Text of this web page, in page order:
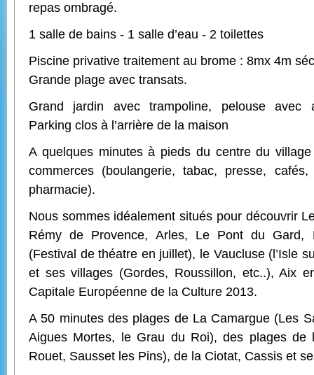
repas ombragé.
1 salle de bains - 1 salle d’eau - 2 toilettes
Piscine privative traitement au brome : 8mx 4m
Grande plage avec transats.
Grand jardin avec trampoline, pelouse avec
Parking clos à l’arrière de la maison
A quelques minutes à pieds du centre du
commerces (boulangerie, tabac, presse, cafés,
pharmacie).
Nous sommes idéalement situés pour découvrir
Rémy de Provence, Arles, Le Pont du Gard,
(Festival de théatre en juillet), le Vaucluse (l’Isle
et ses villages (Gordes, Roussillon, etc..), Aix
Capitale Européenne de la Culture 2013.
A 50 minutes des plages de La Camargue (Les
Aigues Mortes, le Grau du Roi), des plages de
Rouet, Sausset les Pins), de la Ciotat, Cassis et